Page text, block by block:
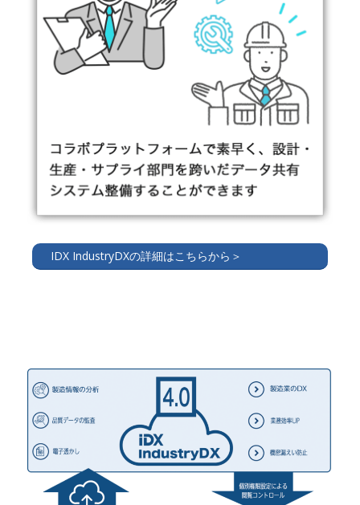
IDX IndustryDXの詳細はこちらから＞